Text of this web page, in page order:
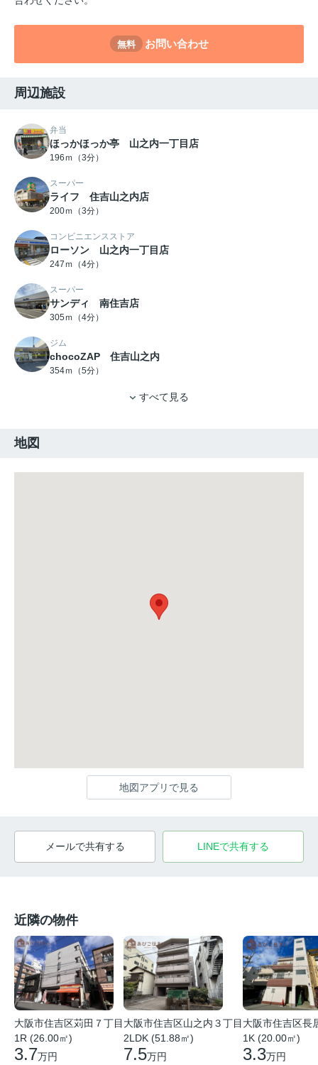
無料 お問い合わせ
周辺施設
弁当
ほっかほっか亭 山之内一丁目店
196ｍ（3分）
スーパー
ライフ 住吉山之内店
200ｍ（3分）
コンビニエンスストア
ローソン 山之内一丁目店
247ｍ（4分）
スーパー
サンディ 南住吉店
305ｍ（4分）
ジム
chocoZAP 住吉山之内
354ｍ（5分）
すべて見る
地図
地図アプリで見る
メールで共有する LINEで共有する
近隣の物件
大阪市住吉区苅田７丁目
1R (26.00㎡)
3.7万円
大阪市住吉区山之内３丁目
2LDK (51.88㎡)
7.5万円
大阪市住吉区長
1K (20.00㎡)
3.3万円